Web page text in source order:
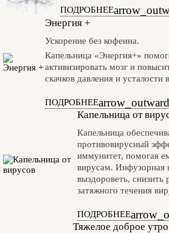
ПОДРОБНЕЕ
Энергия +
Ускорение без кофеина.
Капельница «Энергия+»
активизировать мозг и
скачков давления и усталости
ПОДРОБНЕЕarrow_outward
Капельница от
Капельница
противовирусный
иммунитет, помогая
вирусам. Инфузорная
выздороветь, снизить
затяжного течения
ПОДРОБНЕЕ
Тяжелое доброе утро